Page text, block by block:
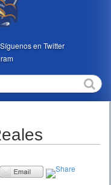
Síguenos en Twitter